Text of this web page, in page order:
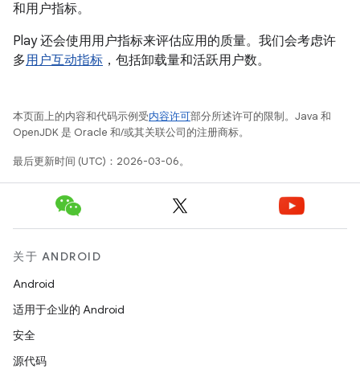
和用户指标。
Play 还会使用用户指标来评估应用的质量。我们会考虑许
多用户互动指标 ，包括卸载量和活跃用户数。
本页面上的内容和代码示例受内容许可部分所述许可的限制。Java 和
OpenJDK 是 Oracle 和/或其关联公司的注册商标。
最后更新时间 (UTC)：2026-03-06。
关于 ANDROID
Android
适用于企业的 Android
安全
源代码